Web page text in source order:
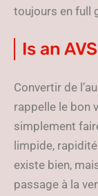
toujours en full
Is an
Convertir de
rappelle le bon
simplement
limpide,
existe bien,
passage à la